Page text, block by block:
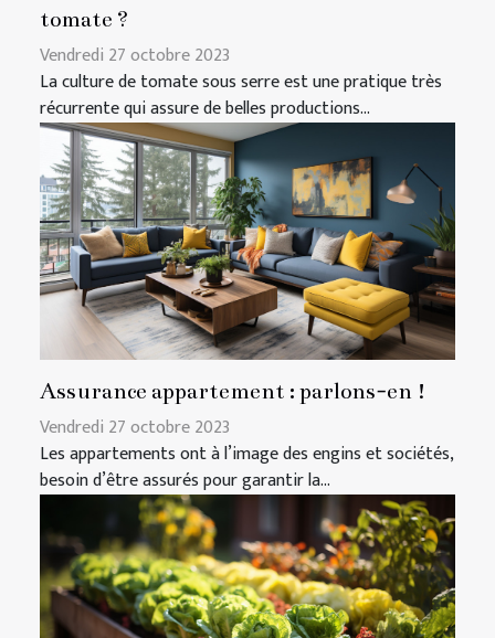
tomate ?
Vendredi 27 octobre 2023
La culture de tomate sous serre est une pratique très
récurrente qui assure de belles productions...
Assurance appartement : parlons-en !
Vendredi 27 octobre 2023
Les appartements ont à l’image des engins et sociétés,
besoin d’être assurés pour garantir la...